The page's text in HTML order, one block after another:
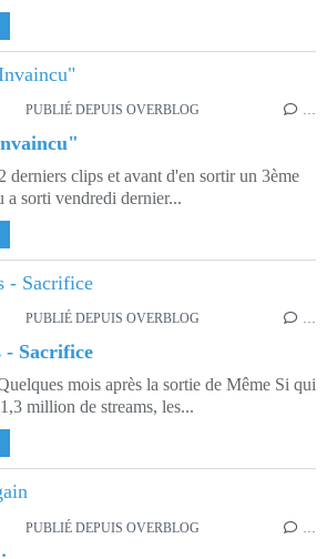
PUBLIÉ DEPUIS OVERBLOG …
derniers clips et avant d'en sortir un 3ème
a sorti vendredi dernier...
PUBLIÉ DEPUIS OVERBLOG …
Sacrifice
mois après la sortie de Même Si qui
million de streams, les...
PUBLIÉ DEPUIS OVERBLOG